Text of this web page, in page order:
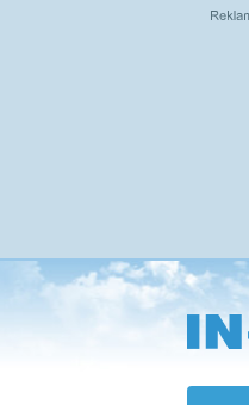
Přejít
na
hlavní
obsah